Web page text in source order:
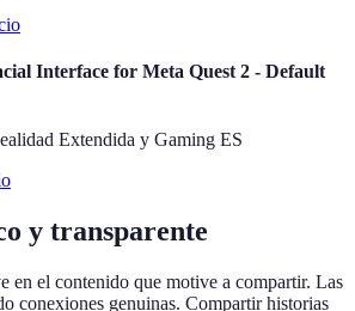
Interface for Meta Quest 2 - Default
Extendida y Gaming ES
y transparente
en el contenido que motive a compartir. Las
conexiones genuinas. Compartir historias